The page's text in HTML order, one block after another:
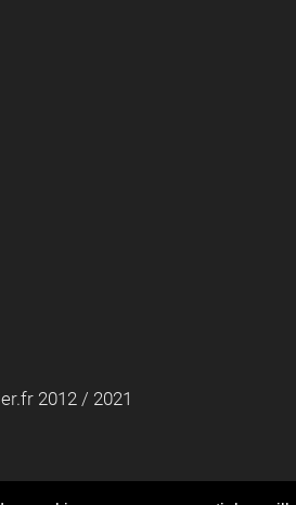
2012 / 2021